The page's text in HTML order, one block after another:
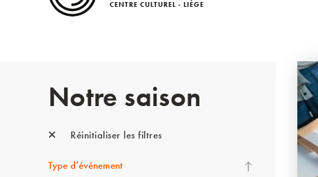
CENTRE CULTUREL - LIÈGE
Notre saison
Réinitialiser les filtres
Type d’événement